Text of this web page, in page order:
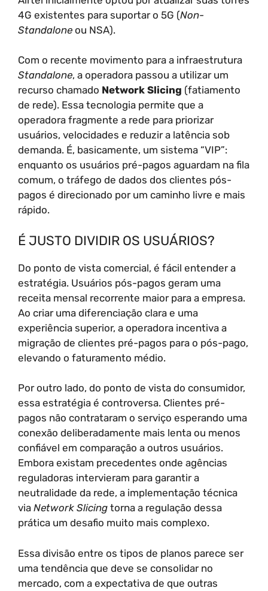
4G existentes para suportar o 5G (Non-
Standalone ou NSA).
Com o recente movimento para a infraestrutura
Standalone, a operadora passou a utilizar um
recurso chamado Network Slicing (fatiamento
de rede). Essa tecnologia permite que a
operadora fragmente a rede para priorizar
usuários, velocidades e reduzir a latência sob
demanda. É, basicamente, um sistema “VIP”:
enquanto os usuários pré-pagos aguardam na fila
comum, o tráfego de dados dos clientes pós-
pagos é direcionado por um caminho livre e mais
rápido.
É JUSTO DIVIDIR OS USUÁRIOS?
Do ponto de vista comercial, é fácil entender a
estratégia. Usuários pós-pagos geram uma
receita mensal recorrente maior para a empresa.
Ao criar uma diferenciação clara e uma
experiência superior, a operadora incentiva a
migração de clientes pré-pagos para o pós-pago,
elevando o faturamento médio.
Por outro lado, do ponto de vista do consumidor,
essa estratégia é controversa. Clientes pré-
pagos não contrataram o serviço esperando uma
conexão deliberadamente mais lenta ou menos
confiável em comparação a outros usuários.
Embora existam precedentes onde agências
reguladoras intervieram para garantir a
neutralidade da rede, a implementação técnica
via Network Slicing torna a regulação dessa
prática um desafio muito mais complexo.
Essa divisão entre os tipos de planos parece ser
uma tendência que deve se consolidar no
mercado, com a expectativa de que outras